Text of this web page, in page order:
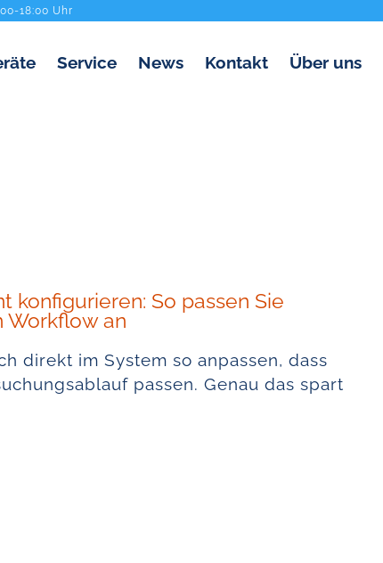
18:00 Uhr
Service News Kontakt Über uns
konfigurieren: So passen Sie
Workflow an
direkt im System so anpassen, dass
passen. Genau das spart